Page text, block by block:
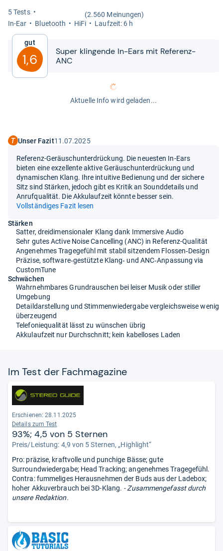
5 Tests
(2.560 Meinungen)
In-​Ear
Blue­tooth HiFi Lauf­zeit: 6 h
Gut
1,6
Super klin­gende In-​​Ears mit Refe­renz-​​
ANC
Aktuelle Info wird geladen...
Unser Fazit11.07.2025
Referenz-Geräuschunterdrückung. Die neuesten In-Ears
bieten eine exzellente aktive Geräuschunterdrückung und
dynamischen Klang. Ihre intuitive Bedienung und der sichere
Sitz sind Stärken, jedoch gibt es Kritik an Sounddetails und
Anrufqualität. Die Akkulaufzeit könnte besser sein.
Vollständiges Fazit lesen
Stärken
Satter, dreidimensionaler Klang dank Immersive Audio
Sehr gutes Active Noise Cancelling (ANC) in Referenz-Qualität
Angenehmes Tragegefühl mit stabil sitzendem Flossen‑Design
Präzise, software‑gestützte Klang‑ und ANC‑Anpassung via
CustomTune
Schwächen
Wahrnehmbares Grundrauschen bei leiser Musik oder stiller
Umgebung
Detaildarstellung und Stimmenwiedergabe vergleichsweise wenig
überzeugend
Telefoniequalität lässt zu wünschen übrig
Akkulaufzeit nur Durchschnitt; kein kabelloses Laden
Im Test der Fach­ma­ga­zine
Erschienen: 28.11.2025
Details zum Test
93%; 4,5 von 5 Sternen
Preis/Leistung: 4,9 von 5 Sternen, „Highlight“
Pro: präzise, kraftvolle und punchige Bässe; gute
Surroundwiedergabe; Head Tracking; angenehmes Tragegefühl.
Contra: fummeliges Herausnehmen der Buds aus der Ladebox;
hoher Akkuverbrauch bei 3D-Klang. - Zusammengefasst durch
unsere Redaktion.